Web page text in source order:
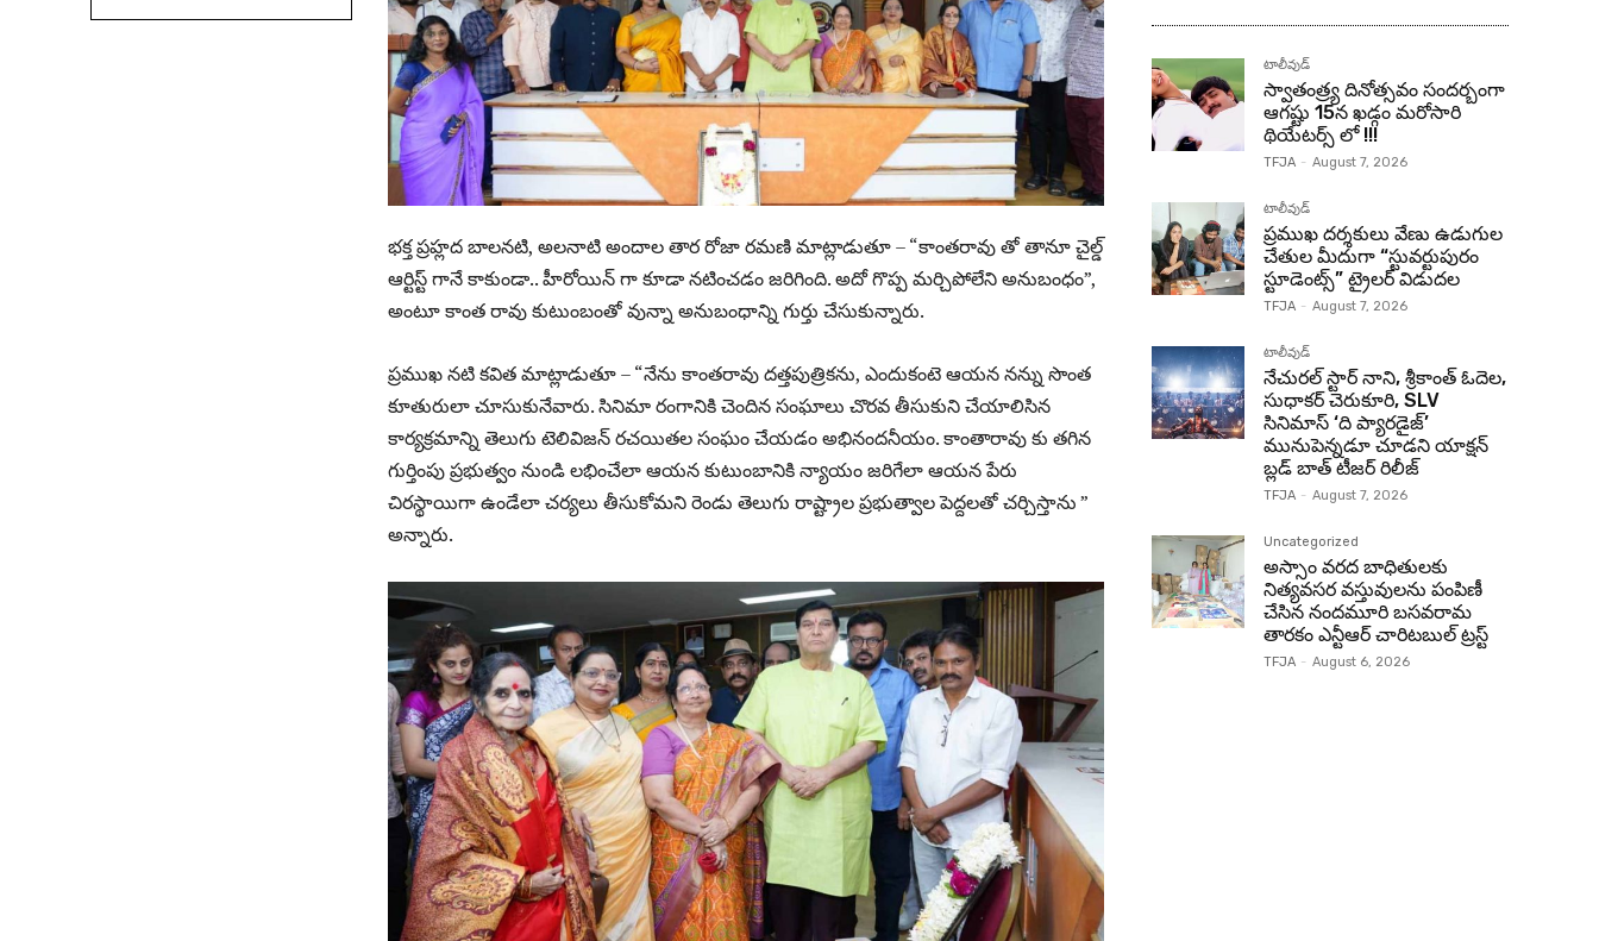
భక్త ప్రహ్లద బాలనటి, అలనాటి అందాల తార రోజా రమణి మాట్లాడుతూ – “కాంతరావు తో తానూ చైల్డ్
ఆర్టిస్ట్ గానే కాకుండా.. హీరోయిన్ గా కూడా నటించడం జరిగింది. అదో గొప్ప మర్చిపోలేని అనుబంధం”,
అంటూ కాంత రావు కుటుంబంతో వున్నా అనుబంధాన్ని గుర్తు చేసుకున్నారు.
ప్రముఖ నటి కవిత మాట్లాడుతూ – “నేను కాంతరావు దత్తపుత్రికను, ఎందుకంటె ఆయన నన్ను సొంత
కూతురులా చూసుకునేవారు. సినిమా రంగానికి చెందిన సంఘాలు చొరవ తీసుకుని చేయాలిసిన
కార్యక్రమాన్ని తెలుగు టెలివిజన్ రచయితల సంఘం చేయడం అభినందనీయం. కాంతారావు కు తగిన
గుర్తింపు ప్రభుత్వం నుండి లభించేలా ఆయన కుటుంబానికి న్యాయం జరిగేలా ఆయన పేరు
చిరస్థాయిగా ఉండేలా చర్యలు తీసుకోమని రెండు తెలుగు రాష్ట్రాల ప్రభుత్వాల పెద్దలతో చర్చిస్తాను ”
అన్నారు.
టాలీవుడ్
స్వాతంత్ర్య దినోత్సవం సందర్బంగా
ఆగష్టు 15న ఖడ్గం మరోసారి
థియేటర్స్ లో !!!
TFJA - August 7, 2026
టాలీవుడ్
ప్రముఖ దర్శకులు వేణు ఉడుగుల
చేతుల మీదుగా “స్టువర్టుపురం
స్టూడెంట్స్” ట్రైలర్ విడుదల
TFJA - August 7, 2026
టాలీవుడ్
నేచురల్ స్టార్ నాని, శ్రీకాంత్ ఓదెల,
సుధాకర్ చెరుకూరి, SLV
సినిమాస్ ‘ది ప్యారడైజ్’
మునుపెన్నడూ చూడని యాక్షన్
బ్లడ్ బాత్ టీజర్ రిలీజ్
TFJA - August 7, 2026
Uncategorized
అస్సాం వరద బాధితులకు
నిత్యవసర వస్తువులను పంపిణీ
చేసిన నందమూరి బసవరామ
తారకం ఎన్టీఆర్ చారిటబుల్ ట్రస్ట్
TFJA - August 6, 2026